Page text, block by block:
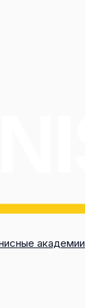
академии